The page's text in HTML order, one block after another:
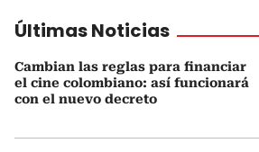
Últimas Noticias
Cambian las reglas para financiar
el cine colombiano: así funcionará
con el nuevo decreto